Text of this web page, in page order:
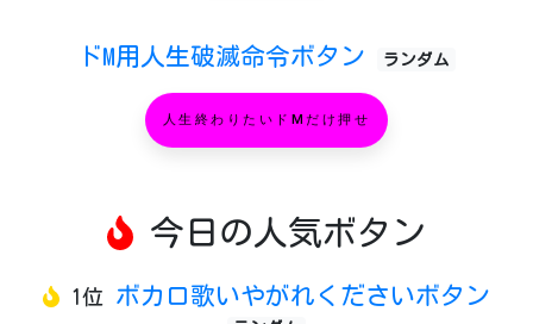
ドM用人生破滅命令ボタン ランダム
人生終わりたいドMだけ押せ
今日の人気ボタン
1位 ボカロ歌いやがれくださいボタン